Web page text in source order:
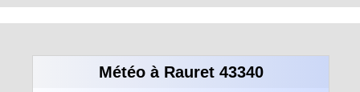
Météo à Rauret 43340